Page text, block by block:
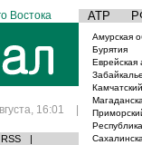
Востока АТР
16:01 |
RSS |
Амурская
Бурятия
Еврейская